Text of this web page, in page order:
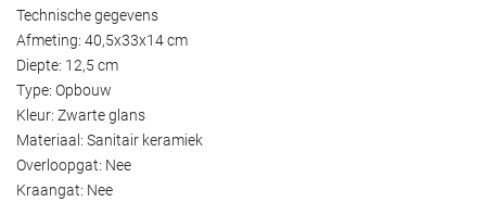
Technische gegevens
Afmeting: 40,5x33x14 cm
Diepte: 12,5 cm
Type: Opbouw
Kleur: Zwarte glans
Materiaal: Sanitair keramiek
Overloopgat: Nee
Kraangat: Nee